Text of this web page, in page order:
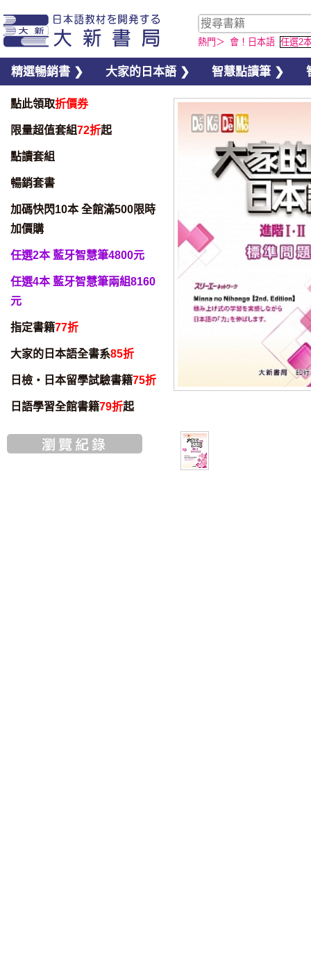
熱門＞ 會！日本語 任選2
精選暢銷書 ❯ 大家的日本語 ❯ 智慧點讀筆 ❯
點此領取折價券
限量超值套組72折起
點讀套組
暢銷套書
加碼快閃10本 全館滿500限時
加價購
任選2本 藍牙智慧筆4800元
任選4本 藍牙智慧筆兩組8160
元
指定書籍77折
大家的日本語全書系85折
日檢・日本留學試驗書籍75折
日語學習全館書籍79折起